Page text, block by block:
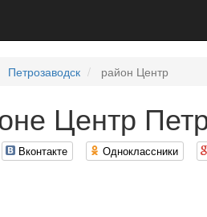
Петрозаводск район Центр
Центр
Вконтакте Одноклассники